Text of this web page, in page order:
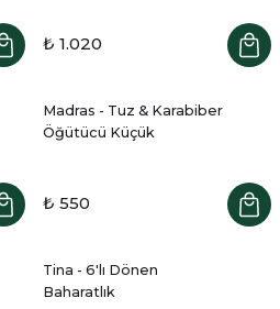
₺ 1.020
Madras - Tuz & Karabiber
Öğütücü Küçük
₺ 550
Tina - 6'lı Dönen
Baharatlık